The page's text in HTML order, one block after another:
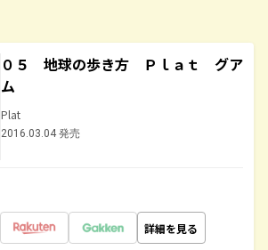
０５ 地球の歩き方 Ｐｌａｔ グア
ム
Plat
2016.03.04 発売
詳細を見る